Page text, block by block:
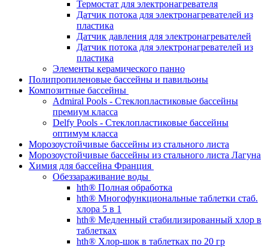
Термостат для электронагревателя
Датчик потока для электронагревателей из
пластика
Датчик давления для электронагревателей
Датчик потока для электронагревателей из
пластика
Элементы керамического панно
Полипропиленовые бассейны и павильоны
Композитные бассейны
Admiral Pools - Стеклопластиковые бассейны
премиум класса
Delfy Pools - Стеклопластиковые бассейны
оптимум класса
Морозоустойчивые бассейны из стального листа
Морозоустойчивые бассейны из стального листа Лагуна
Химия для бассейна Франция
Обеззараживание воды
hth® Полная обработка
hth® Многофункциональные таблетки стаб.
хлора 5 в 1
hth® Медленный стабилизированный хлор в
таблетках
hth® Хлор-шок в таблетках по 20 гр